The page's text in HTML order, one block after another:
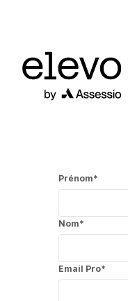
Prénom*
Nom*
Email Pro*